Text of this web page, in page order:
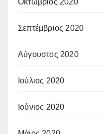
Οκτώβριος 2020
Σεπτέμβριος 2020
Αύγουστος 2020
Ιούλιος 2020
Ιούνιος 2020